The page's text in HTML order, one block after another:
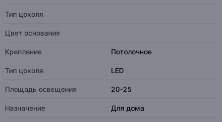
Тип цоколя
Цвет основания
Крепление Потолочное
Тип цоколя LED
Площадь освещения 20-25
Назначение Для дома